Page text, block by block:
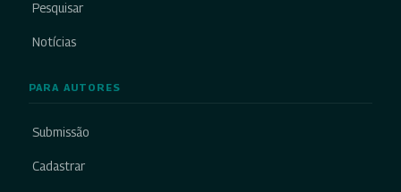
Pesquisar
Notícias
PARA AUTORES
Submissão
Cadastrar